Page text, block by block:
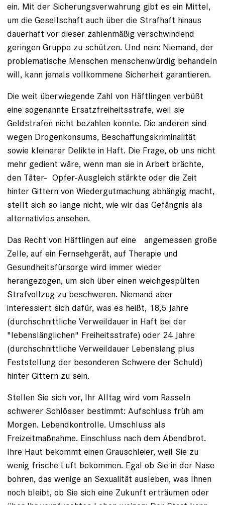
ein. Mit der Sicherungsverwahrung gibt es ein Mittel,
um die Gesellschaft auch über die Strafhaft hinaus
dauerhaft vor dieser zahlenmäßig verschwindend
geringen Gruppe zu schützen. Und nein: Niemand, der
problematische Menschen menschenwürdig behandeln
will, kann jemals vollkommene Sicherheit garantieren.
Die weit überwiegende Zahl von Häftlingen verbüßt
eine sogenannte Ersatzfreiheitsstrafe, weil sie
Geldstrafen nicht bezahlen konnte. Die an­deren sind
wegen Drogenkonsums, Beschaffungskriminalität
sowie kleinerer Delikte in Haft. Die Frage, ob uns nicht
mehr gedient wäre, wenn man sie in Arbeit brächte,
den Täter- Opfer-Ausgleich stärkte oder die Zeit
hinter Gittern von Wiedergutmachung abhängig macht,
stellt sich so lange nicht, wie wir das Gefängnis als
alternativlos ansehen.
Das Recht von Häftlingen auf eine ­ angemessen große
Zelle, auf ein Fernsehgerät, auf Therapie und
Gesundheitsfürsorge wird immer wieder
herangezogen, um sich über einen weichgespülten
Strafvollzug zu beschweren. Niemand aber
interessiert sich dafür, was es heißt, 18,5 Jahre
(durchschnittliche Verweildauer in Haft bei der
"lebenslänglichen" Freiheitsstrafe) oder 24 Jahre
(durchschnittliche Verweildauer Lebenslang plus
Feststellung der besonderen Schwere der Schuld)
hinter Gittern zu sein.
Stellen Sie sich vor, Ihr Alltag wird vom Rasseln
schwerer Schlösser bestimmt: Aufschluss früh am
Morgen. Lebendkontrolle. Umschluss als
Freizeitmaßnahme. Einschluss nach dem Abendbrot.
Ihre Haut bekommt einen Grauschleier, weil Sie zu
wenig frische Luft bekommen. Egal ob Sie in der ­Nase
bohren, das wenige an Sexualität ausleben, was Ihnen
noch bleibt, ob Sie sich eine Zukunft erträumen oder